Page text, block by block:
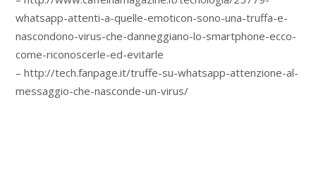
whatsapp-attenti-a-quelle-emoticon-sono-una-truffa-e-
nascondono-virus-che-danneggiano-lo-smartphone-ecco-
come-riconoscerle-ed-evitarle
– http://tech.fanpage.it/truffe-su-whatsapp-attenzione-al-
messaggio-che-nasconde-un-virus/